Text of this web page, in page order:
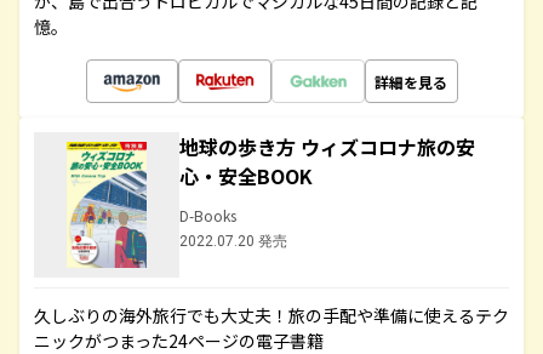
憶。
詳細を見る
地球の歩き方 ウィズコロナ旅の安
心・安全BOOK
D-Books
2022.07.20 発売
久しぶりの海外旅行でも大丈夫！旅の手配や準備に使えるテク
ニックがつまった24ページの電子書籍